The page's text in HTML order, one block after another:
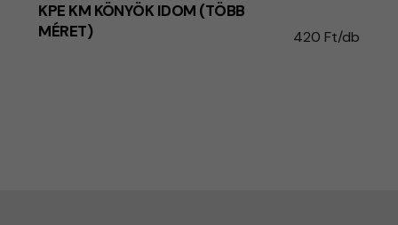
KPE KM KÖNYÖK IDOM (TÖBB
MÉRET)
420 Ft/db